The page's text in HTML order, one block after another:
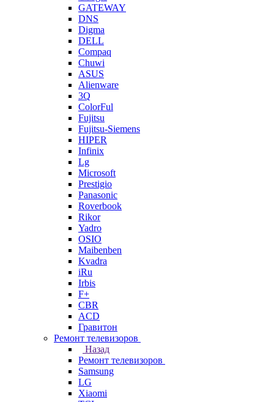
GATEWAY
DNS
Digma
DELL
Compaq
Chuwi
ASUS
Alienware
3Q
ColorFul
Fujitsu
Fujitsu-Siemens
HIPER
Infinix
Lg
Microsoft
Prestigio
Panasonic
Roverbook
Rikor
Yadro
OSIO
Maibenben
Kvadra
iRu
Irbis
F+
CBR
ACD
Гравитон
Ремонт телевизоров
Назад
Ремонт телевизоров
Samsung
LG
Xiaomi